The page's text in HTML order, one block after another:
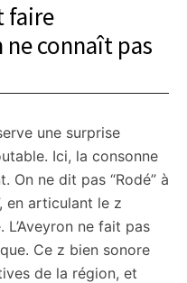
faire
ne connaît pas
une surprise
Ici, la consonne
On ne dit pas “Rodé” à
en articulant le z
L’Aveyron ne fait pas
Ce z bien sonore
de la région, et